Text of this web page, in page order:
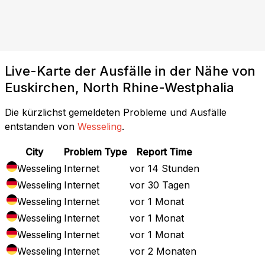
Live-Karte der Ausfälle in der Nähe von
Euskirchen, North Rhine-Westphalia
Die kürzlichst gemeldeten Probleme und Ausfälle
entstanden von Wesseling.
City Problem Type
Report Time
Wesseling Internet
vor 14 Stunden
Wesseling Internet
vor 30 Tagen
Wesseling Internet
vor 1 Monat
Wesseling Internet
vor 1 Monat
Wesseling Internet
vor 1 Monat
Wesseling Internet vor 2 Monaten